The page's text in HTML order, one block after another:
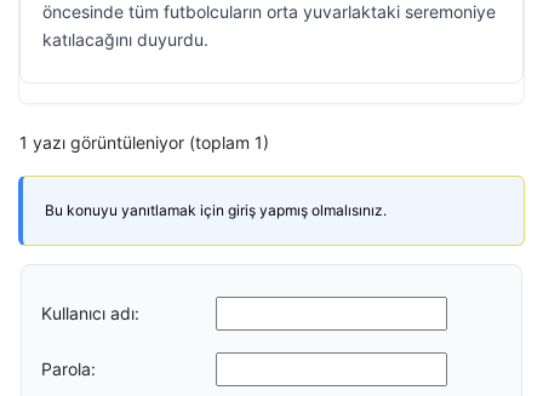
öncesinde tüm futbolcuların orta yuvarlaktaki seremoniye
katılacağını duyurdu.
1 yazı görüntüleniyor (toplam 1)
Bu konuyu yanıtlamak için giriş yapmış olmalısınız.
Kullanıcı adı:
Parola: